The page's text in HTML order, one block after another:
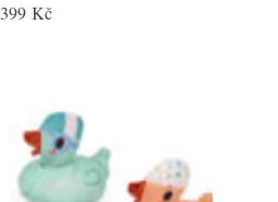
399 Kč